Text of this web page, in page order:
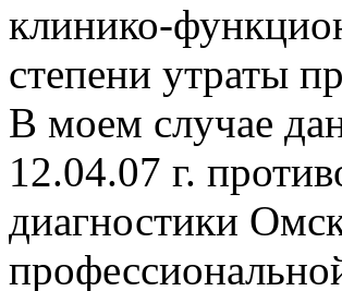
клинико-
степени утраты
В моем случае
12.04.07 г.
диагностики